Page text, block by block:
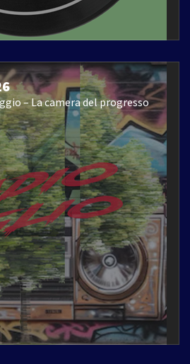
– La camera del progresso